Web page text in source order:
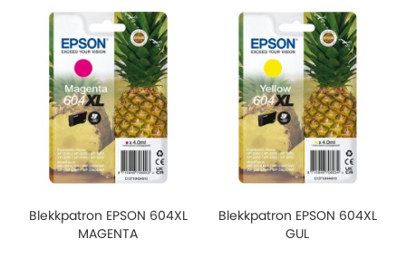
Blekkpatron EPSON 604XL
MAGENTA
Blekkpatron EPSON 604XL
GUL